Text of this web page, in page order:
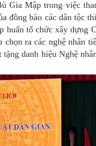
Gia Mập trong việc
đồng bào các dân tộc
tổ chức xây dựng
ra các nghệ nhân
danh hiệu Nghệ